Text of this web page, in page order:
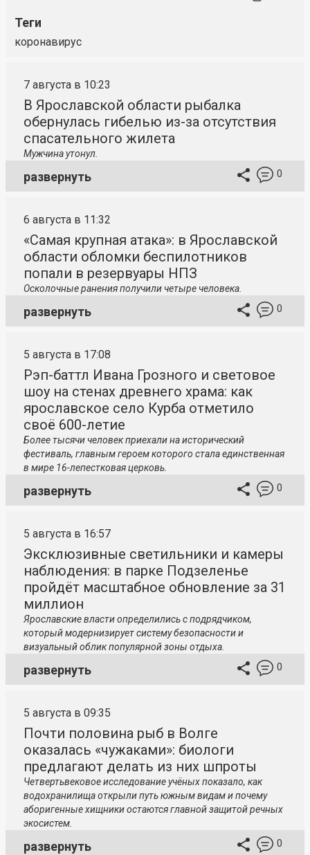
Теги
коронавирус
7 августа в 10:23
В Ярославской области рыбалка
обернулась гибелью из-за отсутствия
спасательного жилета
Мужчина утонул.
развернуть 0
6 августа в 11:32
«Самая крупная атака»: в Ярославской
области обломки беспилотников
попали в резервуары НПЗ
Осколочные ранения получили четыре человека.
развернуть 0
5 августа в 17:08
Рэп-баттл Ивана Грозного и световое
шоу на стенах древнего храма: как
ярославское село Курба отметило
своё 600-летие
Более тысячи человек приехали на исторический
фестиваль, главным героем которого стала единственная
в мире 16-лепестковая церковь.
развернуть 0
5 августа в 16:57
Эксклюзивные светильники и камеры
наблюдения: в парке Подзеленье
пройдёт масштабное обновление за 31
миллион
Ярославские власти определились с подрядчиком,
который модернизирует систему безопасности и
визуальный облик популярной зоны отдыха.
развернуть 0
5 августа в 09:35
Почти половина рыб в Волге
оказалась «чужаками»: биологи
предлагают делать из них шпроты
Четвертьвековое исследование учёных показало, как
водохранилища открыли путь южным видам и почему
аборигенные хищники остаются главной защитой речных
экосистем.
развернуть 0